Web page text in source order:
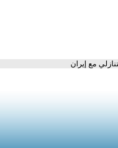
مع إيران